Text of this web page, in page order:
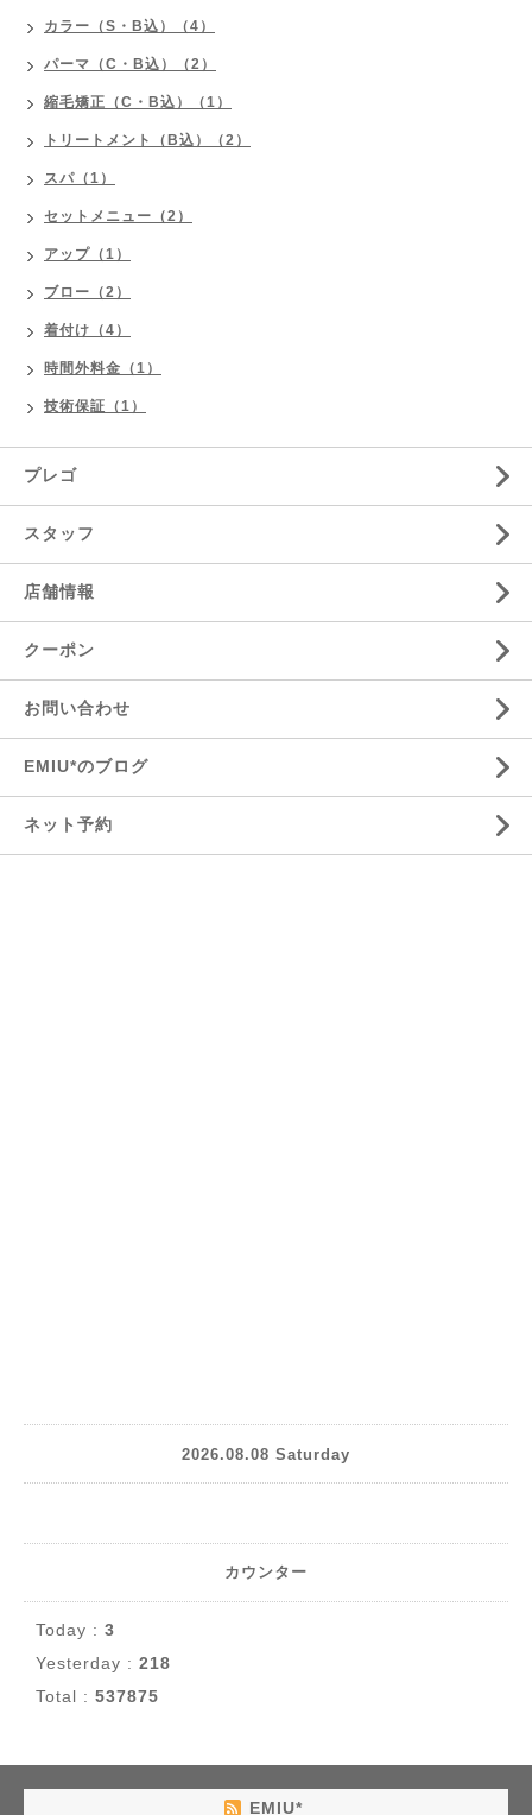
カラー（S・B込）（4）
パーマ（C・B込）（2）
縮毛矯正（C・B込）（1）
トリートメント（B込）（2）
スパ（1）
セットメニュー（2）
アップ（1）
ブロー（2）
着付け（4）
時間外料金（1）
技術保証（1）
プレゴ
スタッフ
店舗情報
クーポン
お問い合わせ
EMIU*のブログ
ネット予約
2026.08.08 Saturday
カウンター
Today : 3
Yesterday : 218
Total : 537875
EMIU*